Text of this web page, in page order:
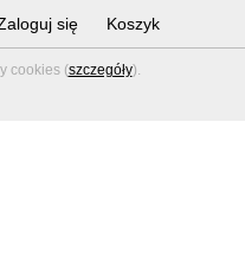
cookies (szczegóły).
się Koszyk